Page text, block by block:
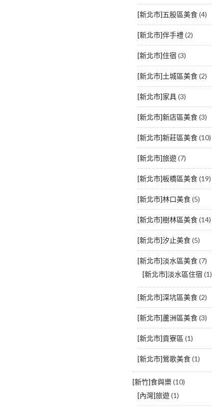
[新北市]五股區美食(4)
[新北市]伴手禮(2)
[新北市]住宿 (3)
[新北市]土城區美食(2)
[新北市]家具(3)
[新北市]新店區美食(3)
[新北市]新莊區美食(10)
[新北市]旅遊(7)
[新北市]板橋區美食(19)
[新北市]林口美食(5)
[新北市]樹林區美食(14)
[新北市]汐止美食(5)
[新北市]淡水區美食(7)
[新北市]淡水區住宿 (1)
[新北市]深坑區美食(2)
[新北市]蘆洲區美食(3)
[新北市]貢寮區 (1)
[新北市]鶯歌美食(1)
[新竹]食與樂(10)
[內灣]旅遊(1)